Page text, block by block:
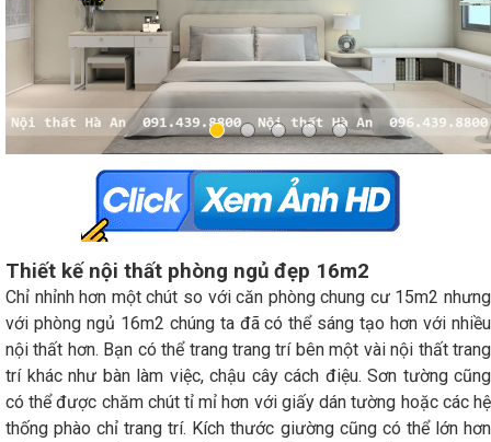
Thiết kế nội thất phòng ngủ đẹp 16m2
Chỉ nhỉnh hơn một chút so với căn phòng chung cư 15m2 nhưng
với phòng ngủ 16m2 chúng ta đã có thể sáng tạo hơn với nhiều
nội thất hơn. Bạn có thể trang trang trí bên một vài nội thất trang
trí khác như bàn làm việc, chậu cây cách điệu. Sơn tường cũng
có thể được chăm chút tỉ mỉ hơn với giấy dán tường hoặc các hệ
thống phào chỉ trang trí. Kích thước giường cũng có thể lớn hơn